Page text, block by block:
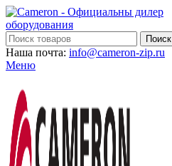
Поиск
Наша почта: info@cameron-zip.ru
Меню